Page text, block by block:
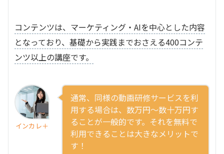
コンテンツは、マーケティング・AIを中心とした内容
となっており、基礎から実践までおさえる400コンテ
ンツ以上の講座です。
インカレ＋
通常、同様の動画研修サービスを利
用する場合は、数万円～数十万円す
ることが一般的です。それを無料で
利用できることは大きなメリットで
す！